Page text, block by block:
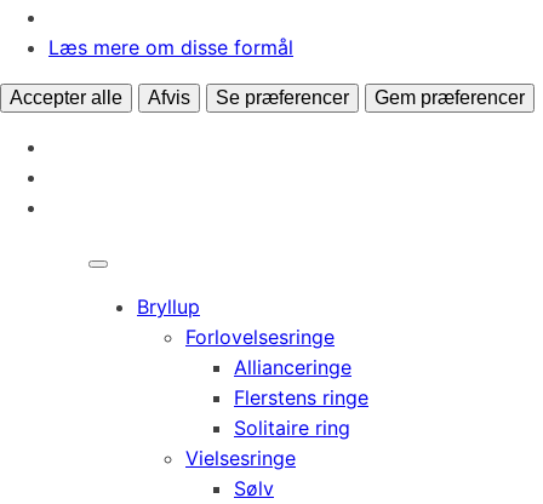
Læs mere om disse formål
Accepter alle Afvis Se præferencer Gem præferencer
Bryllup
Forlovelsesringe
Allianceringe
Flerstens ringe
Solitaire ring
Vielsesringe
Sølv